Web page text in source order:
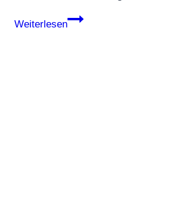
Weiterlesen
Ausbooten